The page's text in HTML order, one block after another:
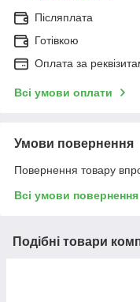
Післяплата
Готівкою
Оплата за
Всі умови оплати
Умови повернення
Повернення товару
Всі умови повернення
Подібні товари